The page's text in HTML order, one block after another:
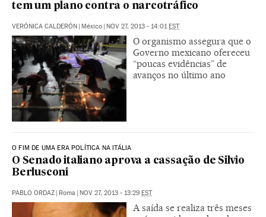
tem um plano contra o narcotráfico
VERÓNICA CALDERÓN | México | NOV 27, 2013 - 14:01EST
O organismo assegura que o
Governo mexicano ofereceu
“poucas evidências” de
avanços no último ano
O FIM DE UMA ERA POLÍTICA NA ITÁLIA
O Senado italiano aprova a cassação de Silvio
Berlusconi
PABLO ORDAZ | Roma | NOV 27, 2013 - 13:29 EST
A saída se realiza três meses